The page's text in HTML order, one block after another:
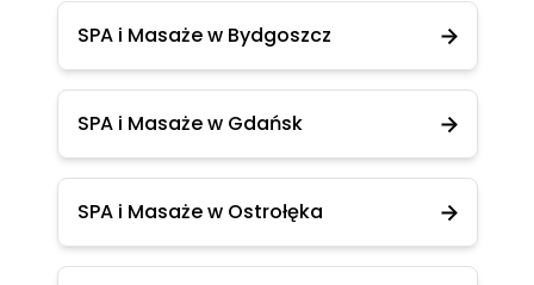
SPA i Masaże w Bydgoszcz
SPA i Masaże w Gdańsk
SPA i Masaże w Ostrołęka